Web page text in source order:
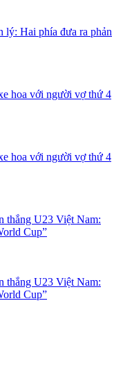
lý: Hai phía đưa ra phản
hoa với người vợ thứ 4
hoa với người vợ thứ 4
thắng U23 Việt Nam:
Cup”
thắng U23 Việt Nam:
Cup”